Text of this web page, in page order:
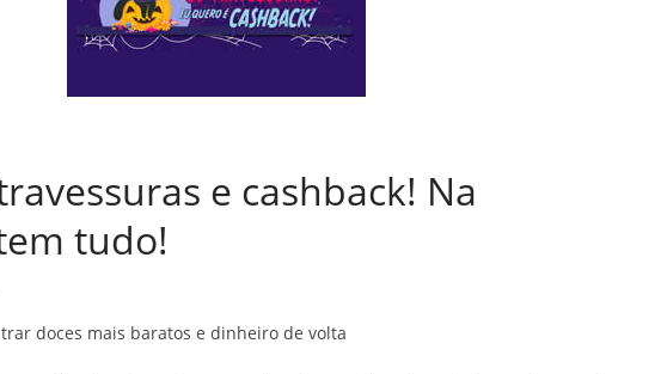
e cashback! Na
tudo!
doces mais baratos e dinheiro de volta